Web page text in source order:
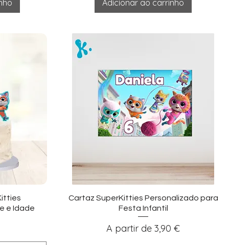
Adicionar ao carrinho
e Idade
Visualização rápida
Cartaz SuperKitties Personalizado para
Festa Infantil
A partir de 3,90 €
Preço promocional